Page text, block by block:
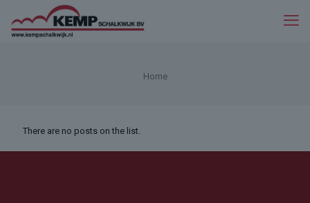
Home
There are no posts on the list.